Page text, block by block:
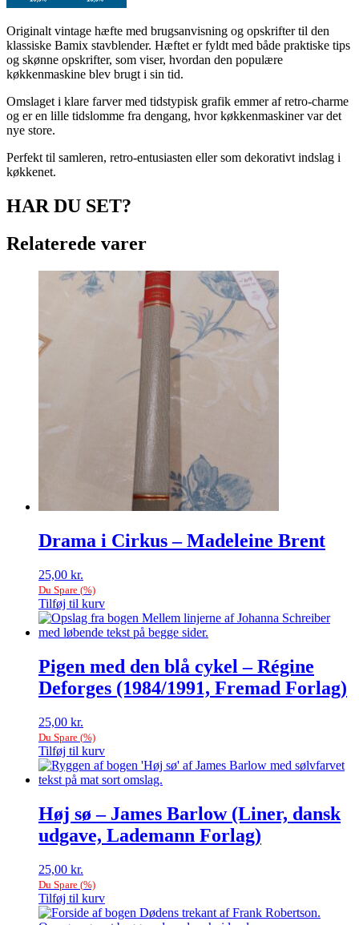
Originalt vintage hæfte med brugsanvisning og opskrifter til den
klassiske Bamix stavblender. Hæftet er fyldt med både praktiske tips
og skønne opskrifter, som viser, hvordan den populære
køkkenmaskine blev brugt i sin tid.
Omslaget i klare farver med tidstypisk grafik emmer af retro-charme
og er en lille tidslomme fra dengang, hvor køkkenmaskiner var det
nye store.
Perfekt til samleren, retro-entusiasten eller som dekorativt indslag i
køkkenet.
HAR DU SET?
Relaterede varer
Drama i Cirkus – Madeleine Brent
25,00 kr.
Du Spare (%)
Tilføj til kurv
Pigen med den blå cykel – Régine
Deforges (1984/1991, Fremad Forlag)
25,00 kr.
Du Spare (%)
Tilføj til kurv
Høj sø – James Barlow (Liner, dansk
udgave, Lademann Forlag)
25,00 kr.
Du Spare (%)
Tilføj til kurv